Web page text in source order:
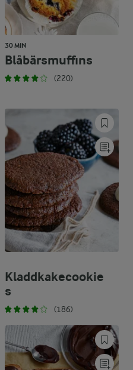
30 MIN
Blåbärsmuffins
(220)
Kladdkakecookie
s
(186)